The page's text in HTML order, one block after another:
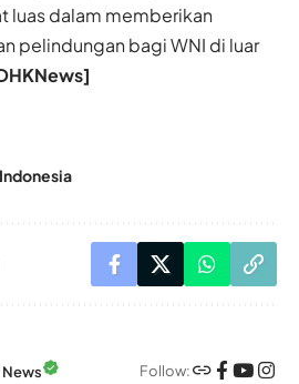
luas dalam memberikan
pelindungan bagi WNI di luar
Indonesia
News Follow: